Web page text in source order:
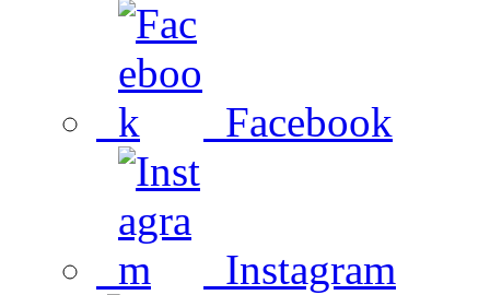
Facebook
Instagram